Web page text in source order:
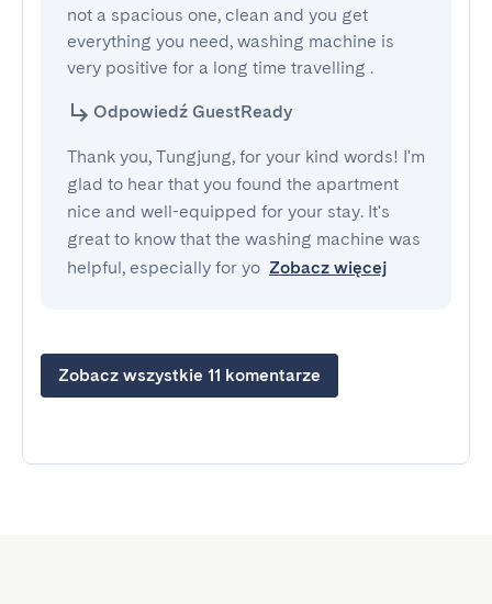
not a spacious one, clean and you get
everything you need, washing machine is
very positive for a long time travelling .
Odpowiedź GuestReady
Thank you, Tungjung, for your kind words! I'm
glad to hear that you found the apartment
nice and well-equipped for your stay. It's
great to know that the washing machine was
helpful, especially for yo Zobacz więcej
Zobacz wszystkie 11 komentarze